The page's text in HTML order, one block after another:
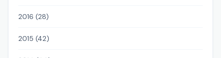
2016 (28)
2015 (42)